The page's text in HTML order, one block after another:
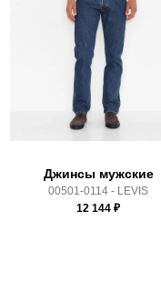
Производитель: Китай
501
Срок отгрузки: 3-4
Доставка по России
Почтой Росии и СДЭК.
Здесь вы можете более
условиямиоплаты
Джинсы мужские
00501-0114 - LEVIS
12 144 ₽